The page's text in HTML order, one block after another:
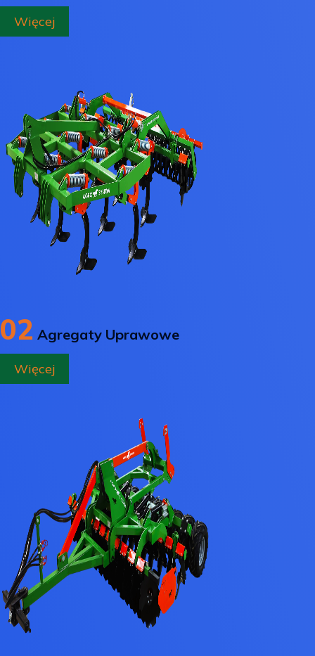
Więcej
02 Agregaty Uprawowe
Więcej